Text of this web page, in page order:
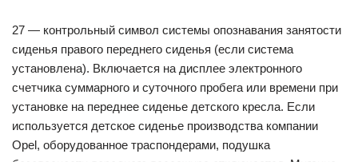
27 — контрольный символ системы опознавания занятости
сиденья правого переднего сиденья (если система
установлена). Включается на дисплее электронного
счетчика суммарного и суточного пробега или времени при
установке на переднее сиденье детского кресла. Если
используется детское сиденье производства компании
Opel, оборудованное траспондерами, подушка